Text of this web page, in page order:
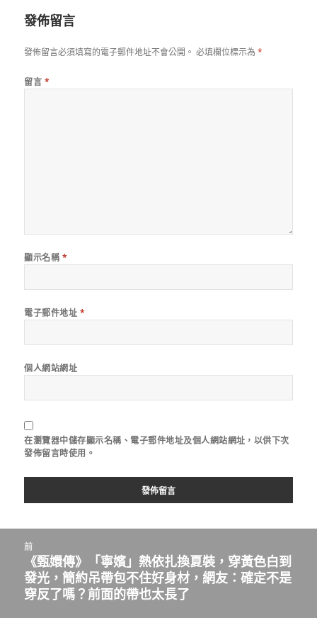
發佈留言
發佈留言必須填寫的電子郵件地址不會公開。 必填欄位標示為*
留言 *
顯示名稱 *
電子郵件地址 *
個人網站網址
在瀏覽器中儲存顯示名稱、電子郵件地址及個人網站網址，以供下次
發佈留言時使用。
前
上
一
篇
《甄嬛傳》「寧嬪」熱依扎換夏裝，穿黃色白到
發光，簡約吊帶包不住好身材，網友：確定不是
穿反了嗎？前面的帶也太長了